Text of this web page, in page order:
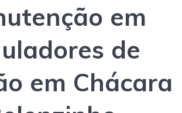
em
de
em Chácara